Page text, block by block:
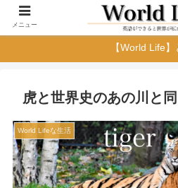
【World Life】
虎と世界史のあの川と
World Lifeな生活
メニュー